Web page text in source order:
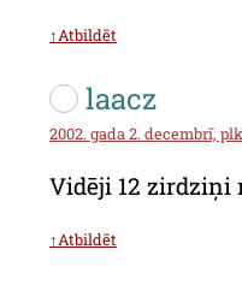
↑Atbildēt
laacz
2002. gada 2. decembrī,
Vidēji 12 zirdziņi
↑Atbildēt